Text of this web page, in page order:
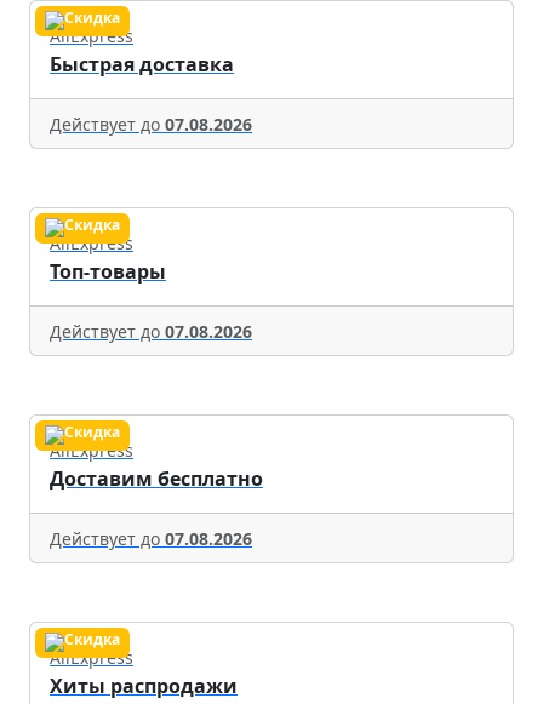
AliExpress
Быстрая доставка
Действует до 07.08.2026
AliExpress
Топ-товары
Действует до 07.08.2026
AliExpress
Доставим бесплатно
Действует до 07.08.2026
AliExpress
Хиты распродажи